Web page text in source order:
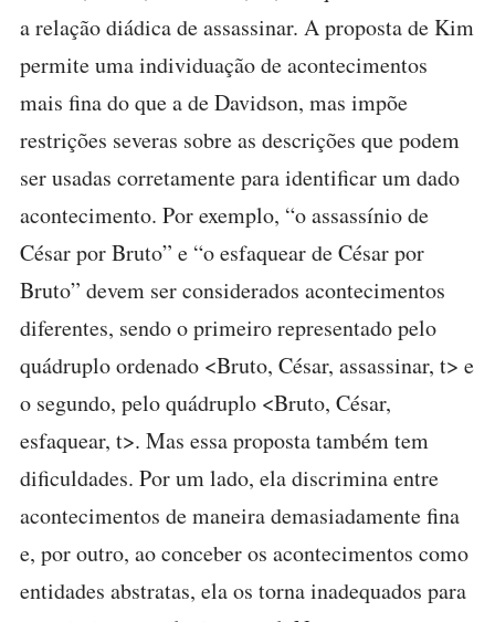
a relação diádica de assassinar. A proposta de Kim
permite uma individuação de acontecimentos
mais fina do que a de Davidson, mas impõe
restrições severas sobre as descrições que podem
ser usadas corretamente para identificar um dado
acontecimento. Por exemplo, “o assassínio de
César por Bruto” e “o esfaquear de César por
Bruto” devem ser considerados acontecimentos
diferentes, sendo o primeiro representado pelo
quádruplo ordenado <Bruto, César, assassinar, t> e
o segundo, pelo quádruplo <Bruto, César,
esfaquear, t>. Mas essa proposta também tem
dificuldades. Por um lado, ela discrimina entre
acontecimentos de maneira demasiadamente fina
e, por outro, ao conceber os acontecimentos como
entidades abstratas, ela os torna inadequados para